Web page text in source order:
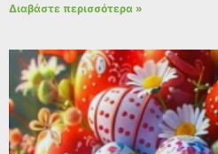
Διαβάστε περισσότερα »